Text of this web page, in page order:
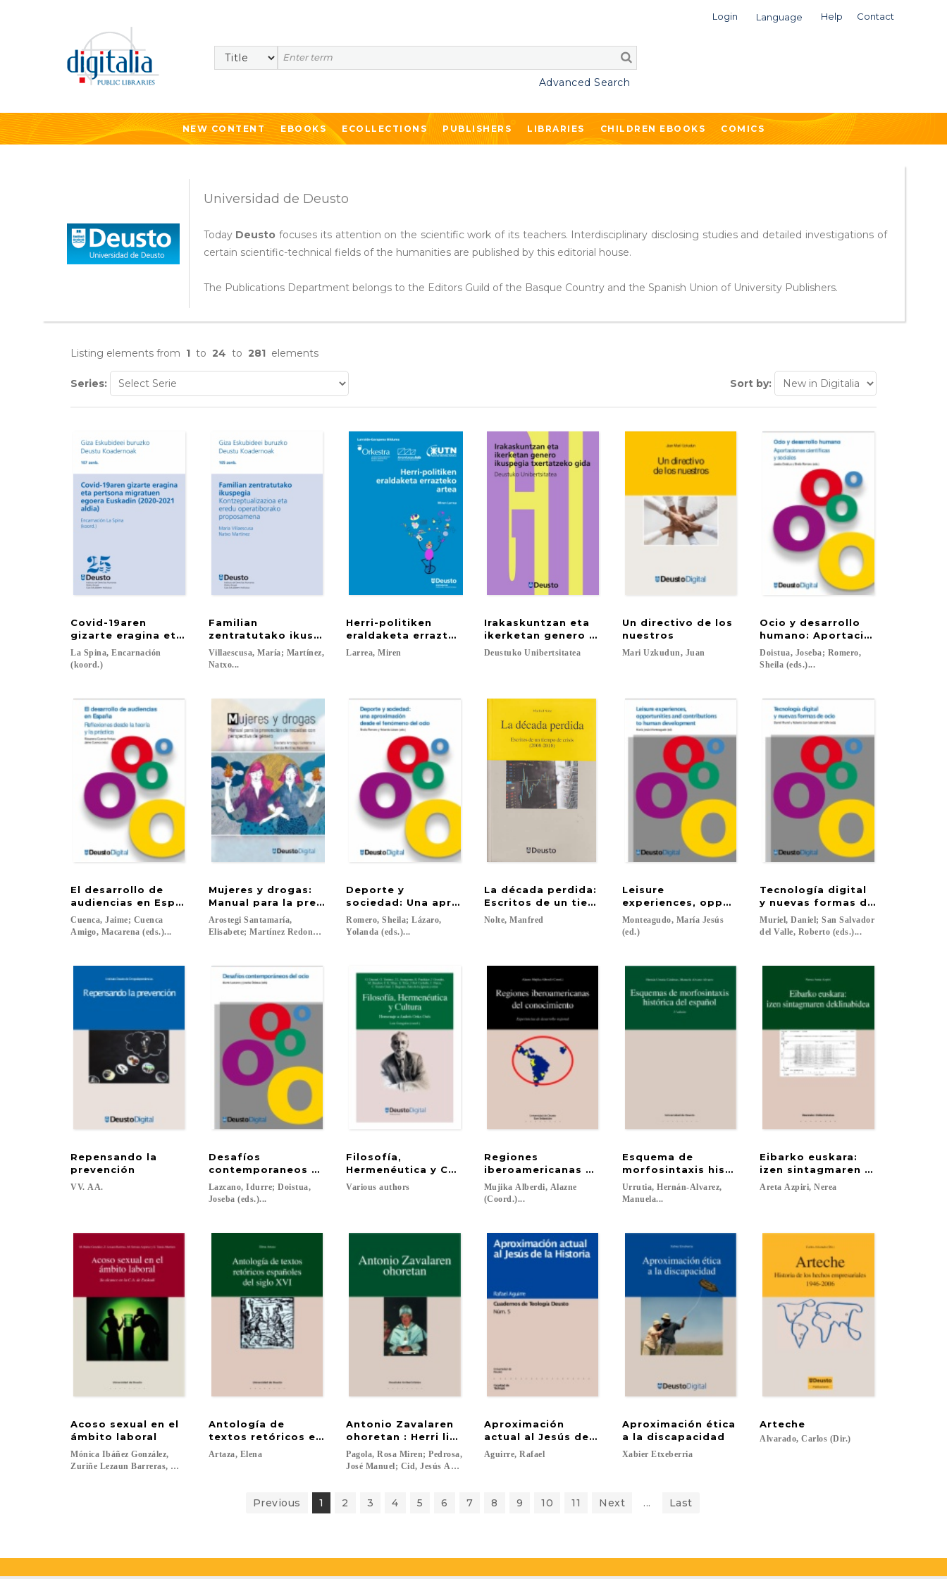
Login Language Help Contact
Search
Advanced Search
NEW CONTENT EBOOKS ECOLLECTIONS PUBLISHERS LIBRARIES CHILDREN EBOOKS COMICS
Universidad de Deusto
Today Deusto focuses its attention on the scientific work of its teachers. Interdisciplinary disclosing studies and detailed investigations of
certain scientific-technical fields of the humanities are published by this editorial house.
The Publications Department belongs to the Editors Guild of the Basque Country and the Spanish Union of University Publishers.
Listing elements from 1 to 24 to 281 elements
Series: Sort by:
Covid-19aren
gizarte eragina eta pertsona migratuen egoera Euskadin (2020-2021 aldia
La Spina, Encarnación
(koord.)
Familian
zentratutako ikuspegia
Villaescusa, María; Martínez,
Natxo...
Herri-politiken
eraldaketa errazteko artea
Larrea, Miren
Irakaskuntzan eta
ikerketan genero ikuspegia txertatzeko gida
Deustuko Unibertsitatea
Un directivo de los
nuestros
Mari Uzkudun, Juan
Ocio y desarrollo
humano: Aportaciones
Doistua, Joseba; Romero,
Sheila (eds.)...
El desarrollo de
audiencias en España: Reflexiones desde la teoría y la práctica
Cuenca, Jaime; Cuenca
Amigo, Macarena (eds.)...
Mujeres y drogas:
Manual para la prevención de recaídas con perspectiva de género
Arostegi Santamaría,
Elisabete; Martínez Redondo, Patricia...
Deporte y
sociedad: Una aproximación desde el fenómeno del ocio
Romero, Sheila; Lázaro,
Yolanda (eds.)...
La década perdida:
Escritos de un tiempo de crisis (2008-2018)
Nolte, Manfred
Leisure
experiences, opportunities and contributions to
Monteagudo, María Jesús
(ed.)
Tecnología digital
y nuevas formas de ocio
Muriel, Daniel; San Salvador
del Valle, Roberto (eds.)...
Repensando la
prevención
VV. AA.
Desafíos
contemporaneos del ocio
Lazcano, Idurre; Doistua,
Joseba (eds.)...
Filosofía,
Hermenéutica y Cultura
Various authors
Regiones
iberoamericanas del conocimiento
Mujika Alberdi, Alazne
(Coord.)...
Esquema de
morfosintaxis histórica del español
Urrutia, Hernán-Alvarez,
Manuela...
Eibarko euskara:
izen sintagmaren deklinabidea
Areta Azpiri, Nerea
Acoso sexual en el
ámbito laboral
Mónica Ibáñez González,
Zuriñe Lezaun Barreras, Mariola Serrano Argüeso, Gema Tomás Martínez...
Antología de
textos retóricos españoles del siglo XVI
Artaza, Elena
Antonio Zavalaren
ohoretan : Herri literaturaz gogoeta
Pagola, Rosa Miren; Pedrosa,
José Manuel; Cid, Jesús Antonio; A., William Jr. Christian; Zavala, Antonio; Kalzakorta, Xabier...
Aproximación
actual al Jesús de la Historia
Aguirre, Rafael
Aproximación ética
a la discapacidad
Xabier Etxeberria
Arteche
Alvarado, Carlos (Dir.)
Previous 1 2 3 4 5 6 7 8 9 10 11 Next ... Last